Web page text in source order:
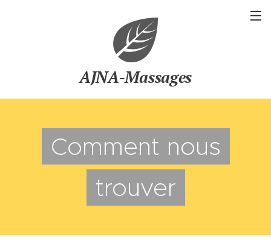
AJNA-Massages
Comment nous
trouver